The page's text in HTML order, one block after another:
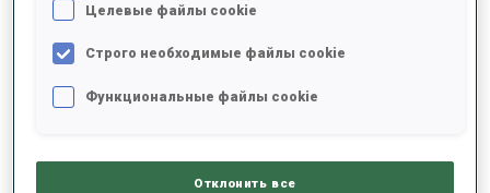
ЛЫЖНЫЙ ХОД - ОТСТАВАНИЕ ОТ ЛИДЕРА
Данных нет
Данных нет
Целевые файлы cookie
Строго необходимые файлы cookie
Функциональные файлы cookie
Отклонить все